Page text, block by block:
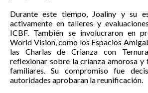
Durante este tiempo, Joaliny y su
activamente en talleres y
ICBF. También se involucraron en
World Vision, como los Espacios
las Charlas de Crianza con
reflexionar sobre la crianza amorosa y
familiares. Su compromiso fue
autoridades aprobaran la reunificación.